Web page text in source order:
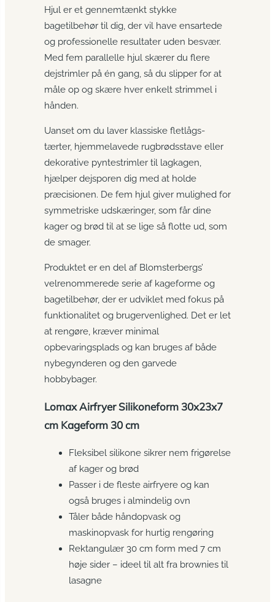
Hjul er et gennemtænkt stykke
bagetilbehør til dig, der vil have ensartede
og professionelle resultater uden besvær.
Med fem parallelle hjul skærer du flere
dejstrimler på én gang, så du slipper for at
måle op og skære hver enkelt strimmel i
hånden.
Uanset om du laver klassiske fletlågs-
tærter, hjemmelavede rugbrødsstave eller
dekorative pyntestrimler til lagkagen,
hjælper dejsporen dig med at holde
præcisionen. De fem hjul giver mulighed for
symmetriske udskæringer, som får dine
kager og brød til at se lige så flotte ud, som
de smager.
Produktet er en del af Blomsterbergs’
velrenommerede serie af kageforme og
bagetilbehør, der er udviklet med fokus på
funktionalitet og brugervenlighed. Det er let
at rengøre, kræver minimal
opbevaringsplads og kan bruges af både
nybegynderen og den garvede
hobbybager.
Lomax Airfryer Silikoneform 30x23x7
cm Kageform 30 cm
Fleksibel silikone sikrer nem frigørelse
af kager og brød
Passer i de fleste airfryere og kan
også bruges i almindelig ovn
Tåler både håndopvask og
maskinopvask for hurtig rengøring
Rektangulær 30 cm form med 7 cm
høje sider – ideel til alt fra brownies til
lasagne